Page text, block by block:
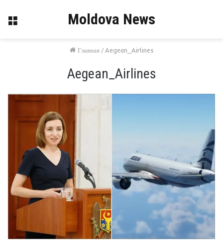
Меню Moldova News
Главная / Aegean_Airlines
Aegean_Airlines